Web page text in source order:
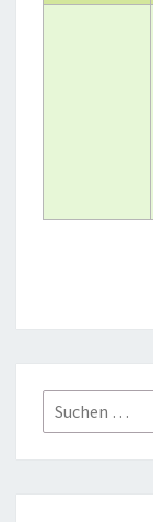
Suchen
nach: